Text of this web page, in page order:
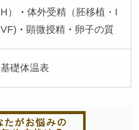
H）
・ 体外受精（胚移植・I
VF) ・ 顕微授精 ・ 卵子の質
基礎体温表